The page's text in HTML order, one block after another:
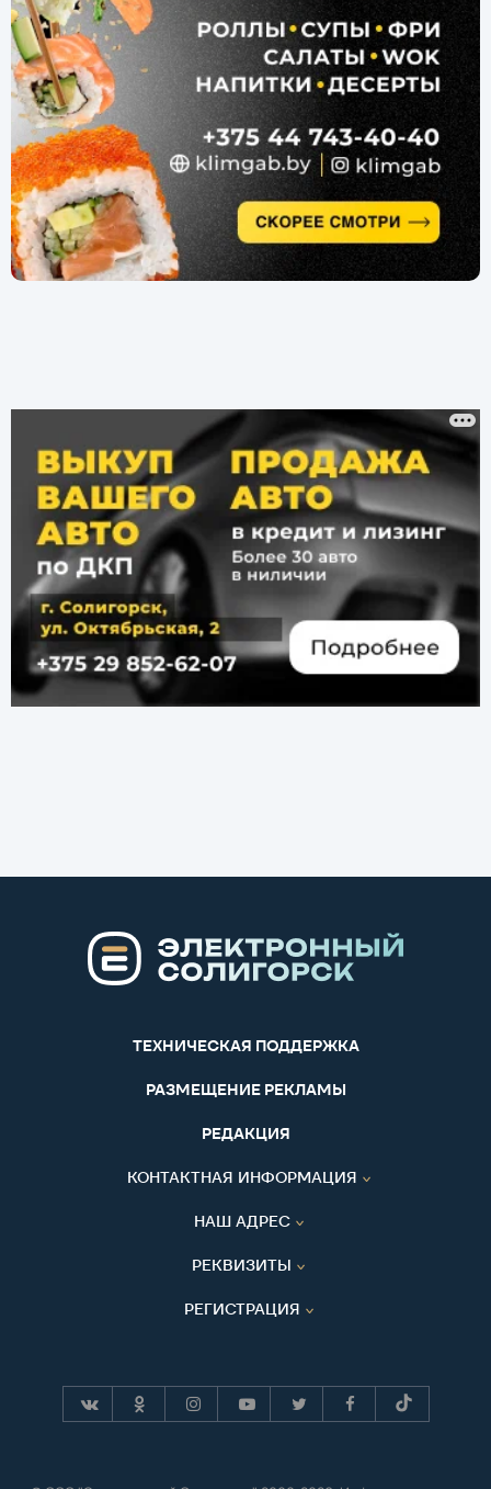
ТЕХНИЧЕСКАЯ ПОДДЕРЖКА
РАЗМЕЩЕНИЕ РЕКЛАМЫ
РЕДАКЦИЯ
КОНТАКТНАЯ ИНФОРМАЦИЯ
НАШ АДРЕС
РЕКВИЗИТЫ
РЕГИСТРАЦИЯ